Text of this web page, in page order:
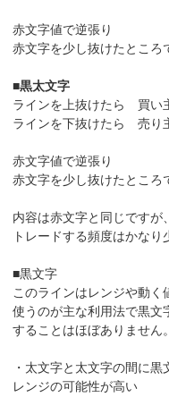
赤文字値で逆張り
赤文字を少し抜けたところ
■黒太文字
ラインを上抜けたら 買い
ラインを下抜けたら 売り
赤文字値で逆張り
赤文字を少し抜けたところ
内容は赤文字と同じですが
トレードする頻度はかなり
■黒文字
このラインはレンジや動く
使うのが主な利用法で黒文
することはほぼありません。
・太文字と太文字の間に
レンジの可能性が高い